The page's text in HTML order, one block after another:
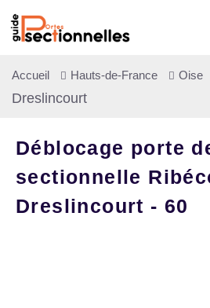
Accueil Hauts-de-France Oise
Dreslincourt
Déblocage porte
sectionnelle
Dreslincourt - 60